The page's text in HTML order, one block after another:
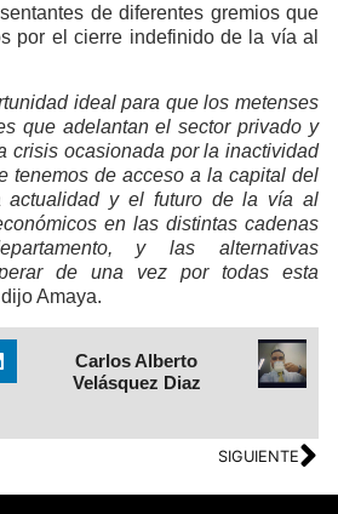
de diferentes gremios que
por el cierre indefinido de la vía al
ideal para que los metenses
que adelantan el sector privado y
crisis ocasionada por la inactividad
tenemos de acceso a la capital del
actualidad y el futuro de la vía al
en las distintas cadenas
y las alternativas
de una vez por todas esta
dijo Amaya.
Carlos Alberto
Velásquez Diaz
SIGUIENTE